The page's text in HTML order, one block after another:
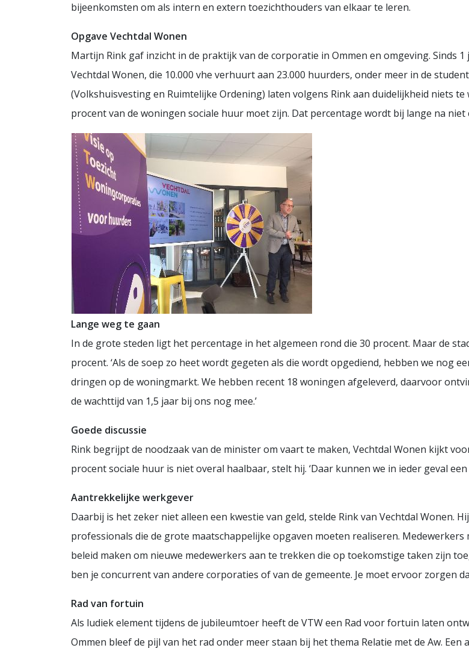
bijeenkomsten om als intern en extern toezichthouders van elkaar te leren.
Opgave Vechtdal Wonen
Martijn Rink gaf inzicht in de praktijk van de corporatie in Ommen en omgeving. Sinds
Vechtdal Wonen, die 10.000 vhe verhuurt aan 23.000 huurders, onder meer in de
(Volkshuisvesting en Ruimtelijke Ordening) laten volgens Rink aan duidelijkheid niets
procent van de woningen sociale huur moet zijn. Dat percentage wordt bij lange na niet
Lange weg te gaan
In de grote steden ligt het percentage in het algemeen rond die 30 procent. Maar de
procent. ‘Als de soep zo heet wordt gegeten als die wordt opgediend, hebben we nog
dringen op de woningmarkt. We hebben recent 18 woningen afgeleverd, daarvoor
de wachttijd van 1,5 jaar bij ons nog mee.’
Goede discussie
Rink begrijpt de noodzaak van de minister om vaart te maken, Vechtdal Wonen kijkt
procent sociale huur is niet overal haalbaar, stelt hij. ‘Daar kunnen we in ieder geval een
Aantrekkelijke werkgever
Daarbij is het zeker niet alleen een kwestie van geld, stelde Rink van Vechtdal Wonen.
professionals die de grote maatschappelijke opgaven moeten realiseren.
beleid maken om nieuwe medewerkers aan te trekken die op toekomstige taken zijn
ben je concurrent van andere corporaties of van de gemeente. Je moet ervoor zorgen
Rad van fortuin
Als ludiek element tijdens de jubileumtoer heeft de VTW een Rad voor fortuin laten
Ommen bleef de pijl van het rad onder meer staan bij het thema Relatie met de Aw.